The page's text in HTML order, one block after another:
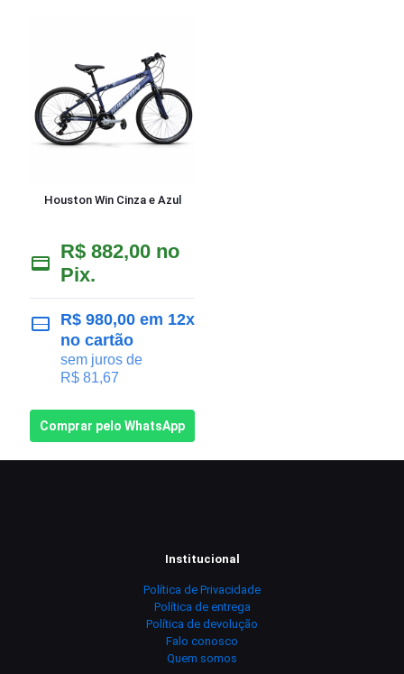
Houston Win Cinza e Azul
R$ 882,00 no
Pix.
R$ 980,00 em 12x
no cartão
sem juros de
R$ 81,67
Comprar pelo WhatsApp
Institucional
Política de Privacidade
Política de entrega
Política de devolução
Falo conosco
Quem somos